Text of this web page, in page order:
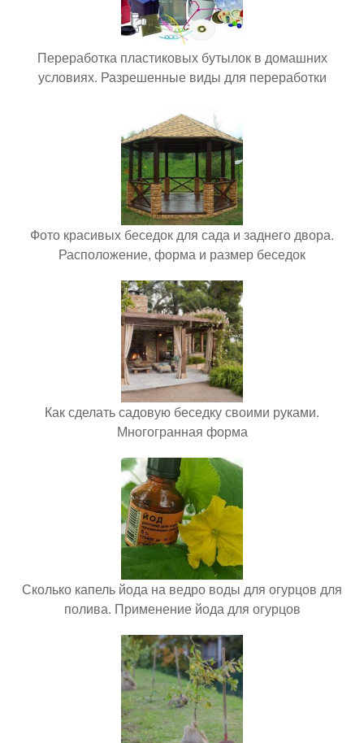
Переработка пластиковых бутылок в домашних
условиях. Разрешенные виды для переработки
Фото красивых беседок для сада и заднего двора.
Расположение, форма и размер беседок
Как сделать садовую беседку своими руками.
Многогранная форма
Сколько капель йода на ведро воды для огурцов для
полива. Применение йода для огурцов